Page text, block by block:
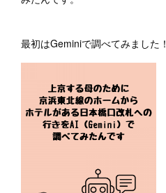
最初はGeminiで調べてみました！